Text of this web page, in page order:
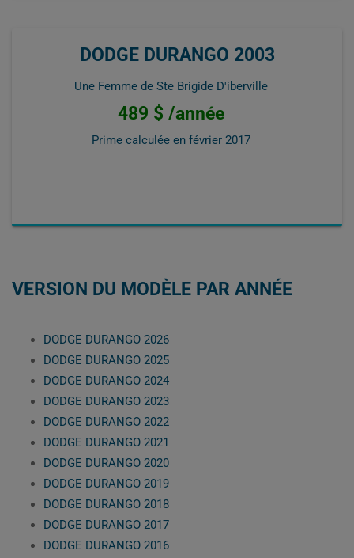
DODGE DURANGO 2003
Une Femme de Ste Brigide D'iberville
489 $ /année
Prime calculée en février 2017
VERSION DU MODÈLE PAR ANNÉE
DODGE DURANGO 2026
DODGE DURANGO 2025
DODGE DURANGO 2024
DODGE DURANGO 2023
DODGE DURANGO 2022
DODGE DURANGO 2021
DODGE DURANGO 2020
DODGE DURANGO 2019
DODGE DURANGO 2018
DODGE DURANGO 2017
DODGE DURANGO 2016